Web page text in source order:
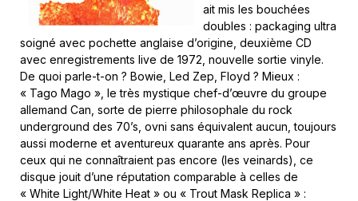
ait mis les bouchées
doubles : packaging ultra
soigné avec pochette anglaise d’origine, deuxième CD
avec enregistrements live de 1972, nouvelle sortie vinyle.
De quoi parle-t-on ? Bowie, Led Zep, Floyd ? Mieux :
« Tago Mago », le très mystique chef-d’œuvre du groupe
allemand Can, sorte de pierre philosophale du rock
underground des 70’s, ovni sans équivalent aucun, toujours
aussi moderne et aventureux quarante ans après. Pour
ceux qui ne connaîtraient pas encore (les veinards), ce
disque jouit d’une réputation comparable à celles de
« White Light/White Heat » ou « Trout Mask Replica » :